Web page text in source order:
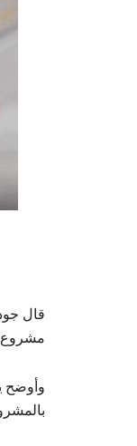
قال
مشروع
وأوضح